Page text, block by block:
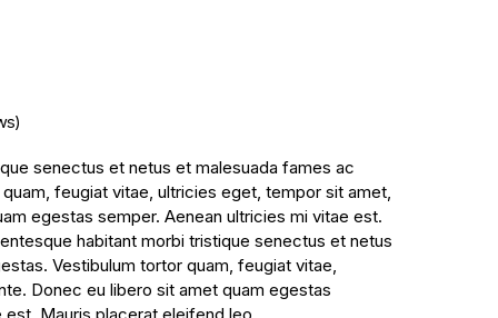
senectus et netus et malesuada fames ac
feugiat vitae, ultricies eget, tempor sit amet,
egestas semper. Aenean ultricies mi vitae est.
habitant morbi tristique senectus et netus
Vestibulum tortor quam, feugiat vitae,
Donec eu libero sit amet quam egestas